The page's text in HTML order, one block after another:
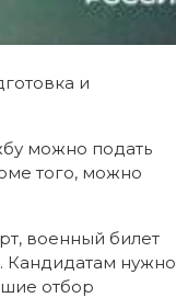
и
можно подать
того, можно
военный билет
Кандидатам нужно
отбор